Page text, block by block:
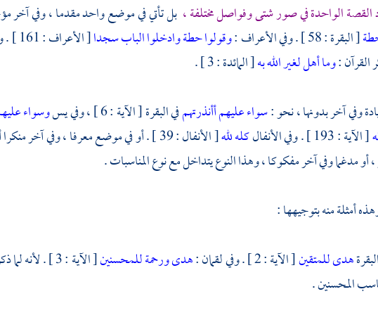
القصة الواحدة في صور شتى وفواصل مختلفة ، بل تأتي في موضع واحد مقدما ، وفي آخر
[ البقرة : 58 ] . وفي الأعراف : وقولوا حطة وادخلوا الباب سجدا[ الأعراف : 161 ] . وفي البقرة :
وما أهل لغير الله به[ المائدة : 3 ] .
وفي آخر بدونها ، نحو :سواء عليهم أأنذرتهمفي البقرة [ الآية : 6 ] ، وفي يس وسواء
[ الآية : 193 ] . وفي الأنفال كله لله
[ الأنفال : 39 ] . أو في موضع معرفا ، وفي
مدغما وفي آخر مفكوكا ، وهذا النوع يتداخل مع نوع المناسبات .
أمثلة منه بتوجيهها :
هدى للمتقين[ الآية : 2 ] . وفي لقمان : هدى ورحمة للمحسنين
[ الآية : 3 ] .
المحسنين .